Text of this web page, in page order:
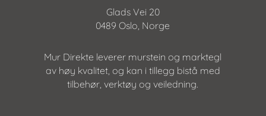
Glads Vei 20
0489 Oslo, Norge
Mur Direkte leverer murstein og marktegl
av høy kvalitet, og kan i tillegg bistå med
tilbehør, verktøy og veiledning.